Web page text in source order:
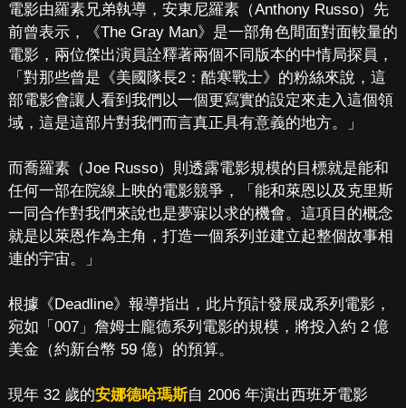
電影由羅素兄弟執導，安東尼羅素（Anthony Russo）先
前曾表示，《The Gray Man》是一部角色間面對面較量的
電影，兩位傑出演員詮釋著兩個不同版本的中情局探員，
「對那些曾是《美國隊長2：酷寒戰士》的粉絲來說，這
部電影會讓人看到我們以一個更寫實的設定來走入這個領
域，這是這部片對我們而言真正具有意義的地方。」
而喬羅素（Joe Russo）則透露電影規模的目標就是能和
任何一部在院線上映的電影競爭，「能和萊恩以及克里斯
一同合作對我們來說也是夢寐以求的機會。這項目的概念
就是以萊恩作為主角，打造一個系列並建立起整個故事相
連的宇宙。」
根據《Deadline》報導指出，此片預計發展成系列電影，
宛如「007」詹姆士龐德系列電影的規模，將投入約 2 億
美金（約新台幣 59 億）的預算。
現年 32 歲的安娜德哈瑪斯自 2006 年演出西班牙電影